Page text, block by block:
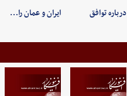
درباره توافق
ایران و عمان را…